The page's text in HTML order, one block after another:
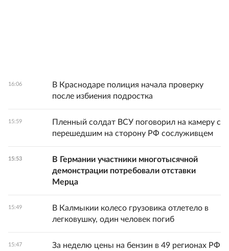
16:06
В Краснодаре полиция начала проверку
после избиения подростка
15:59
Пленный солдат ВСУ поговорил на камеру с
перешедшим на сторону РФ сослуживцем
15:53
В Германии участники многотысячной
демонстрации потребовали отставки
Мерца
15:49
В Калмыкии колесо грузовика отлетело в
легковушку, один человек погиб
15:47
За неделю цены на бензин в 49 регионах РФ